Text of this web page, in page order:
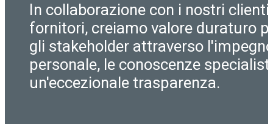
In collaborazione con i nostri clienti
fornitori, creiamo valore duraturo
gli stakeholder attraverso
personale, le conoscenze
un'eccezionale trasparenza.